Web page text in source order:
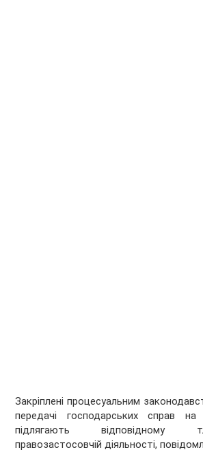
Закріплені процесуальним
передачі господарських справ
підлягають відповідному
правозастосовчій діяльності,